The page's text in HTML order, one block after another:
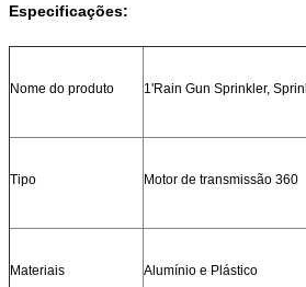
Especificações:
Nome do produto 1'Rain Gun Sprinkler,
Tipo Motor de transmissão 360
Materiais Alumínio e Plástico